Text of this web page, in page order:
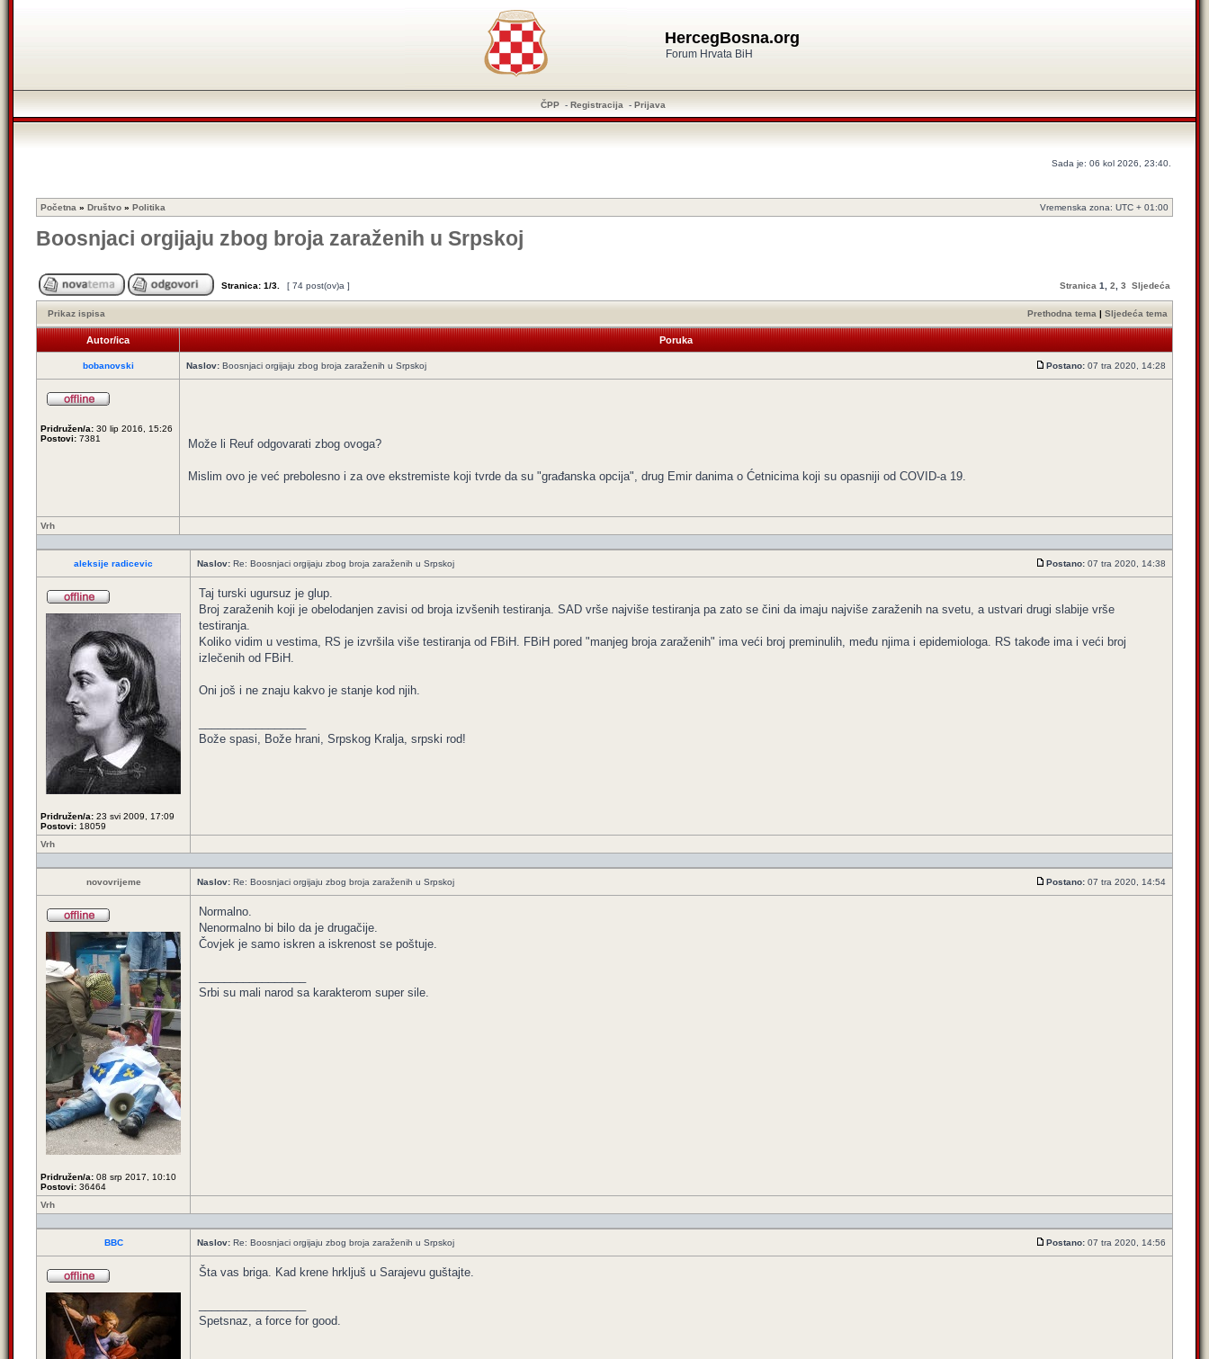
HercegBosna.org
Forum Hrvata BiH
ČPP - Registracija - Prijava
Sada je: 06 kol 2026, 23:40.
Početna » Društvo » Politika Vremenska zona: UTC + 01:00
Boosnjaci orgijaju zbog broja zaraženih u Srpskoj
Stranica: 1/3 [ 74 post(ov)a ] Stranica 1 2 3 Sljedeća
Prikaz ispisa Prethodna tema | Sljedeća tema
Autor/ica Poruka
bobanovski Naslov: Boosnjaci orgijaju zbog broja zaraženih u Srpskoj Postano: 07 tra 2020, 14:28
Pridružen/a: 30 lip 2016, 15:26
Postovi: 7381 Može li Reuf odgovarati zbog ovoga?
Mislim ovo je već prebolesno i za ove ekstremiste koji tvrde da su "građanska opcija", drug Emir danima o Ćetnicima koji su opasniji od COVID-a 19.
Vrh
aleksije radicevic Naslov: Re: Boosnjaci orgijaju zbog broja zaraženih u Srpskoj Postano: 07 tra 2020, 14:38
Pridružen/a: 23 svi 2009, 17:09
Postovi: 18059
Taj turski ugursuz je glup.
Broj zaraženih koji je obelodanjen zavisi od broja izvšenih testiranja. SAD vrše najviše testiranja pa zato se čini da imaju najviše zaraženih na svetu, a ustvari drugi slabije vrše
testiranja.
Koliko vidim u vestima, RS je izvršila više testiranja od FBiH. FBiH pored "manjeg broja zaraženih" ima veći broj preminulih, među njima i epidemiologa. RS takođe ima i veći broj
izlečenih od FBiH.
Oni još i ne znaju kakvo je stanje kod njih.
Bože spasi, Bože hrani, Srpskog Kralja, srpski rod!
Vrh
novovrijeme Naslov: Re: Boosnjaci orgijaju zbog broja zaraženih u Srpskoj Postano: 07 tra 2020, 14:54
Pridružen/a: 08 srp 2017, 10:10
Postovi: 36464
Normalno.
Nenormalno bi bilo da je drugačije.
Čovjek je samo iskren a iskrenost se poštuje.
Srbi su mali narod sa karakterom super sile.
Vrh
BBC Naslov: Re: Boosnjaci orgijaju zbog broja zaraženih u Srpskoj Postano: 07 tra 2020, 14:56
Šta vas briga. Kad krene hrkljuš u Sarajevu guštajte.
Spetsnaz, a force for good.